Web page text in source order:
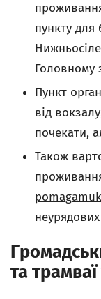
пункту для
Головному
Пункт
від
почекати,
Також
неурядових
та